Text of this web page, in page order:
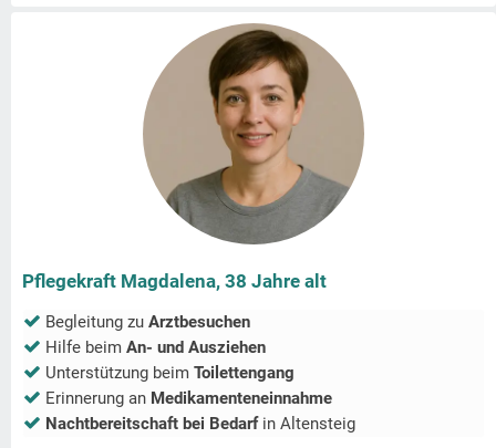
Pflegekraft Magdalena, 38 Jahre alt
Begleitung zu Arztbesuchen
Hilfe beim An- und Ausziehen
Unterstützung beim Toilettengang
Erinnerung an Medikamenteneinnahme
Nachtbereitschaft bei Bedarfin Altensteig